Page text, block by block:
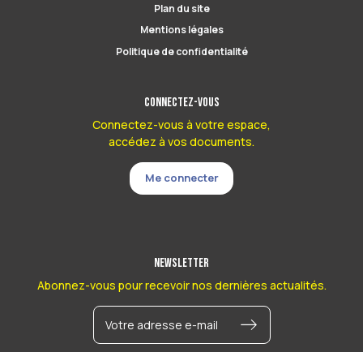
Plan du site
Mentions légales
Politique de confidentialité
Connectez-vous
Connectez-vous à votre espace,
accédez à vos documents.
Me connecter
Newsletter
Abonnez-vous pour recevoir nos dernières actualités.